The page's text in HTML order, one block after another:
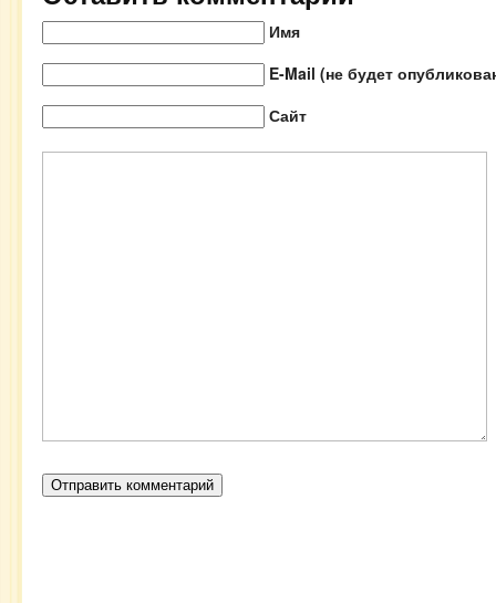
Имя
E-Mail (не будет
Сайт